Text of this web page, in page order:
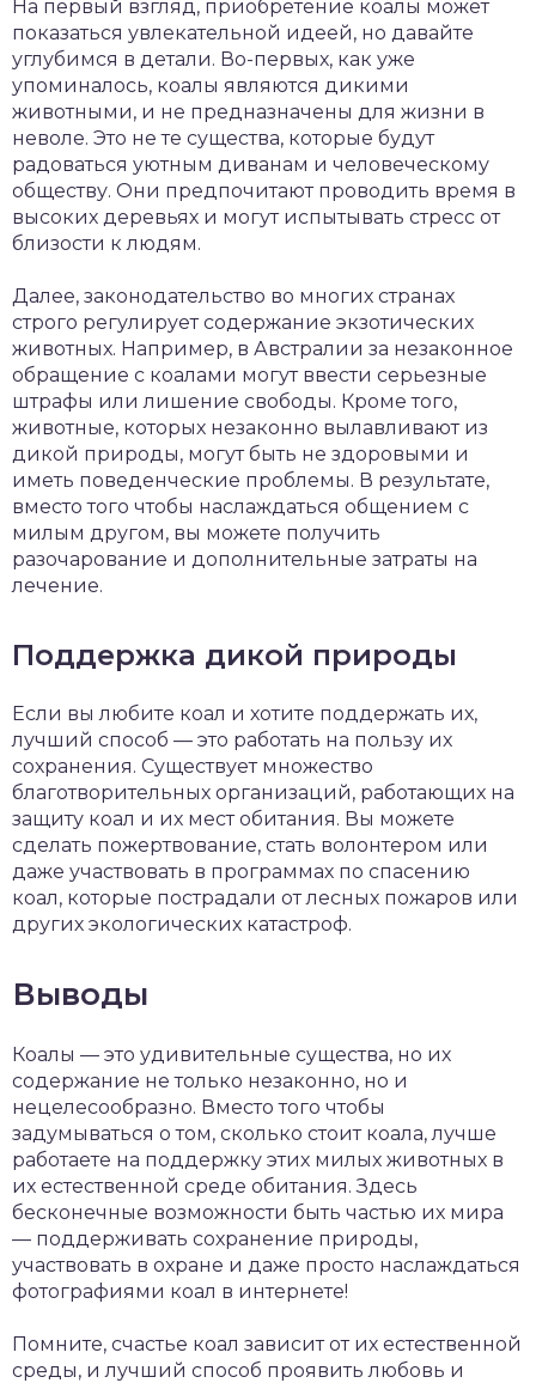
На первый взгляд, приобретение коалы может
показаться увлекательной идеей, но давайте
углубимся в детали. Во-первых, как уже
упоминалось, коалы являются дикими
животными, и не предназначены для жизни в
неволе. Это не те существа, которые будут
радоваться уютным диванам и человеческому
обществу. Они предпочитают проводить время в
высоких деревьях и могут испытывать стресс от
близости к людям.
Далее, законодательство во многих странах
строго регулирует содержание экзотических
животных. Например, в Австралии за незаконное
обращение с коалами могут ввести серьезные
штрафы или лишение свободы. Кроме того,
животные, которых незаконно вылавливают из
дикой природы, могут быть не здоровыми и
иметь поведенческие проблемы. В результате,
вместо того чтобы наслаждаться общением с
милым другом, вы можете получить
разочарование и дополнительные затраты на
лечение.
Поддержка дикой природы
Если вы любите коал и хотите поддержать их,
лучший способ — это работать на пользу их
сохранения. Существует множество
благотворительных организаций, работающих на
защиту коал и их мест обитания. Вы можете
сделать пожертвование, стать волонтером или
даже участвовать в программах по спасению
коал, которые пострадали от лесных пожаров или
других экологических катастроф.
Выводы
Коалы — это удивительные существа, но их
содержание не только незаконно, но и
нецелесообразно. Вместо того чтобы
задумываться о том, сколько стоит коала, лучше
работаете на поддержку этих милых животных в
их естественной среде обитания. Здесь
бесконечные возможности быть частью их мира
— поддерживать сохранение природы,
участвовать в охране и даже просто наслаждаться
фотографиями коал в интернете!
Помните, счастье коал зависит от их естественной
среды, и лучший способ проявить любовь и